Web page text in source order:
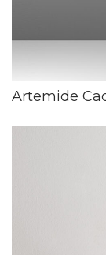
Artemide